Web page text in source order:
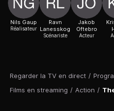
Regarder la TV en direct /
Films en streaming / Action /
Nils Gaup
Réalisateur
Ravn
Lanesskog
Scénariste
Jakob
Oftebro
Acteur